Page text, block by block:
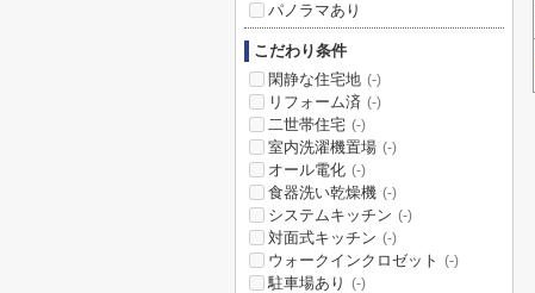
パノラマあり
こだわり条件
閑静な住宅地 (-)
リフォーム済 (-)
二世帯住宅 (-)
室内洗濯機置場 (-)
オール電化 (-)
食器洗い乾燥機 (-)
システムキッチン (-)
対面式キッチン (-)
ウォークインクロゼット (-)
駐車場あり (-)